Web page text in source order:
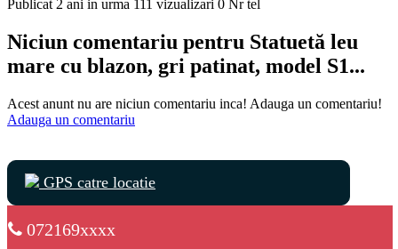
Publicat 2 ani in urma 111 vizualizari 0 Nr tel
Niciun comentariu pentru Statuetă leu
mare cu blazon, gri patinat, model S1...
Acest anunt nu are niciun comentariu inca! Adauga un comentariu!
Adauga un comentariu
GPS catre locatie
072169xxxx